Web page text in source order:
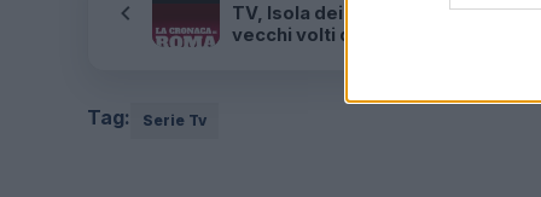
TV, Isola dei Famosi 2022:
vecchi volti della tv
Tag: Serie Tv